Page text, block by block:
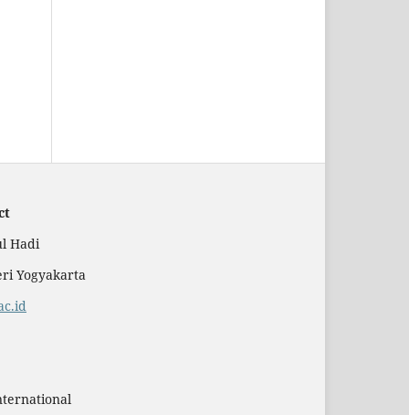
Hadi
Yogyakarta